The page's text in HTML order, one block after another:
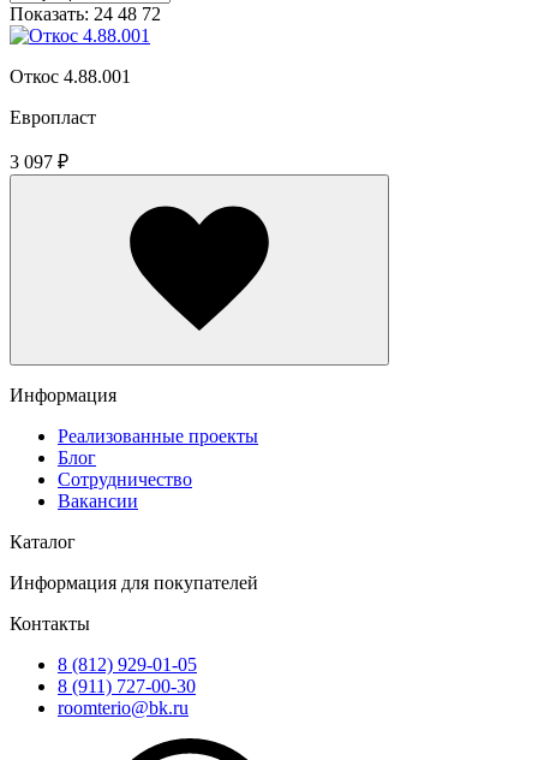
Показать: 24 48 72
Откос 4.88.001
Европласт
3 097 ₽
Информация
Реализованные проекты
Блог
Сотрудничество
Вакансии
Каталог
Информация для покупателей
Контакты
8 (812) 929-01-05
8 (911) 727-00-30
roomterio@bk.ru